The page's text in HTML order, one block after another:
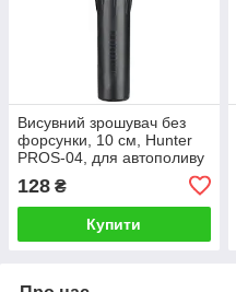
Висувний зрошувач без
форсунки, 10 см, Hunter
PROS-04, для автополиву
128 ₴
Купити